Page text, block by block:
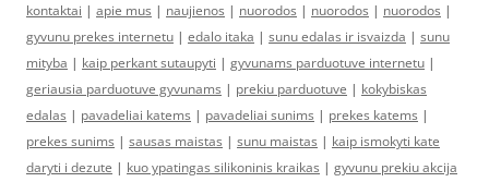
kontaktai | apie mus | naujienos | nuorodos | nuorodos | nuorodos |
gyvunu prekes internetu | edalo itaka | sunu edalas ir isvaizda | sunu
mityba | kaip perkant sutaupyti | gyvunams parduotuve internetu |
geriausia parduotuve gyvunams | prekiu parduotuve | kokybiskas
edalas | pavadeliai katems | pavadeliai sunims | prekes katems |
prekes sunims | sausas maistas | sunu maistas | kaip ismokyti kate
daryti i dezute | kuo ypatingas silikoninis kraikas | gyvunu prekiu akcija